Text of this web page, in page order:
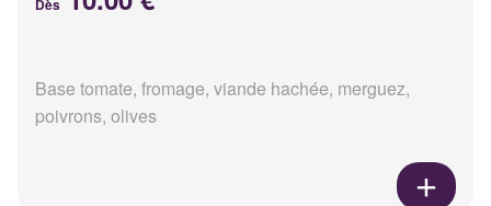
Dès
Base tomate, fromage, viande hachée, merguez,
poivrons, olives